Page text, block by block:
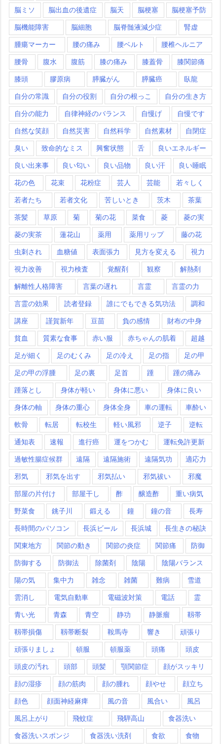
脳ミソ 脳出血の後遺症 脳天 脳梗塞 脳梗塞予防
脳機能障害 脳細胞 脳脊髄液減少症 腎虚
腫瘍マーカー 腰の痛み 腰ベルト 腰椎ヘルニア
腰骨 腹水 腹筋 膝の痛み 膝蓋骨 膝関節痛
膝頭 膠原病 膵臓がん 膵臓癌 臥龍
自分の常識 自分の役割 自分の根っこ 自分の生き方
自分の能力 自律神経のバランス 自慢げ 自慢です
自然な笑顔 自然災害 自然科学 自然素材 自閉症
臭い 致命的なミス 興奮状態 舌 良いエネルギー
良い出来事 良い匂い 良い品物 良い汗 良い睡眠
花の色 花束 花粉症 芸人 芸能 若々しく
若者たち 若者文化 苦しいとき 茨木 茶葉
茶髪 草原 菊 菊の花 菜食 菱 菱の実
菱の実茶 蓮花山 薬用 薬用リップ 藤の花
虫刺され 血糖値 表面張力 見方を変える 視力
視力改善 視力検査 覚醒剤 観察 解熱剤
解離性人格障害 言葉の遅れ 言霊 言霊の力
言霊の効果 読者登録 誰にでもできる気功法 調和
講座 謹賀新年 豆苗 負の感情 財布の中身
貧血 質素な食事 赤い服 赤ちゃんの肌着 超越
足が細く 足のむくみ 足の冷え 足の指 足の甲
足の甲の浮腫 足の裏 足首 踵 踵の痛み
踵落とし 身体が軽い 身体に悪い 身体に良い
身体の軸 身体の重心 身体全身 車の運転 車酔い
軟骨 転居 転校生 軽い風邪 逆子 逆転
通知表 速報 進行癌 運をつかむ 運転免許更新
過敏性腸症候群 遠隔 遠隔施術 遠隔気功 適応力
邪気 邪気を出す 邪気払い 邪気祓い 邪魔
部屋の片付け 部屋干し 酢 醸造酢 重い病気
野菜食 銚子川 鍛える 鐘 鐘の音 長寿
長時間のパソコン 長浜ビール 長浜城 長生きの秘訣
関東地方 関節の動き 関節の炎症 関節痛 防御
防御する 防御法 除菌剤 陰陽 陰陽バランス
陽の気 集中力 雑念 雑菌 難病 雪道
雲消し 電気自動車 電磁波対策 電話 霊
青い光 青森 青空 静功 静脈瘤 靱帯
靱帯損傷 靱帯断裂 鞍馬寺 響き 頑張り
頑張りましょ 頓服 頓服薬 頭痛 頭皮
頭皮の汚れ 頭部 頭髪 顎関節症 顔がスッキリ
顔の湿疹 顔の筋肉 顔の腫れ 顔やせ 顔立ち
顔色 顔面神経麻痺 風の音 風合い 風呂
風呂上がり 飛蚊症 飛騨高山 食器洗い
食器洗いスポンジ 食器洗い洗剤 食欲 食物